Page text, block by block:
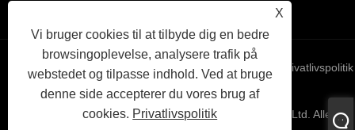
X
Vi bruger cookies til at tilbyde dig en bedre
browsingoplevelse, analysere trafik på
webstedet og tilpasse indhold. Ved at bruge
denne side accepterer du vores brug af
cookies. Privatlivspolitik
Links Sitemap RSS XML Privatlivspolitik
Copyright © 2022 Yuhuan Clangsonic Ultrasonic Co., Ltd. Alle